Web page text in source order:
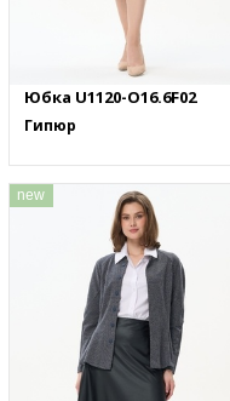
Юбка U1120-O16.6F02
Гипюр
new